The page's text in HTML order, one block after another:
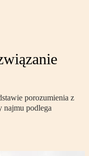
porozumienia z
najmu podlega